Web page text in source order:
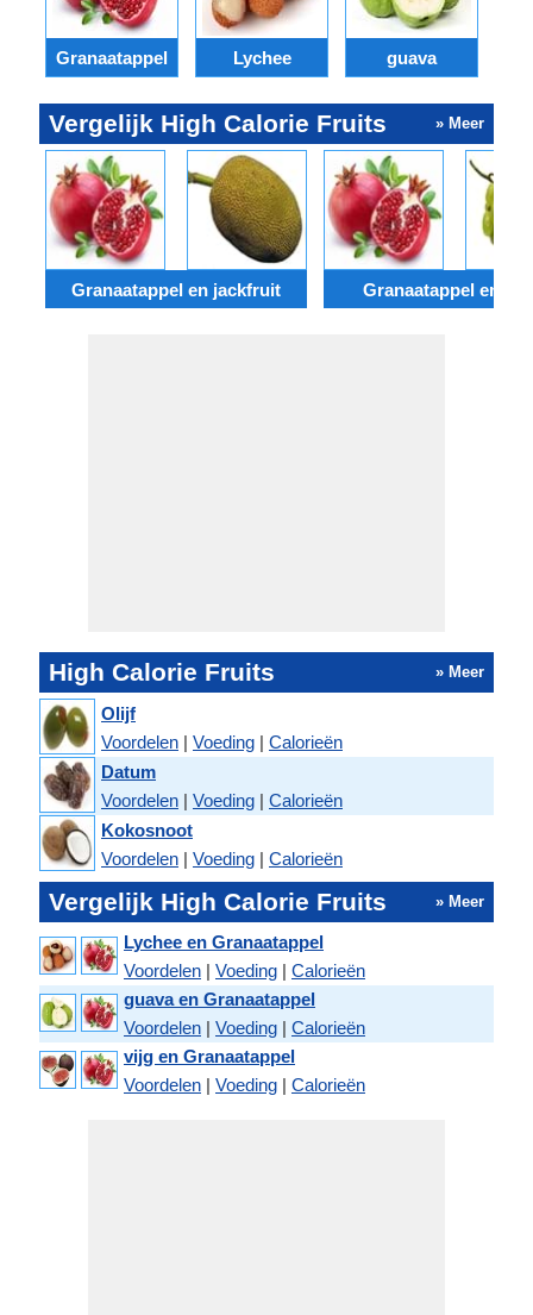
Granaatappel Lychee guava
Vergelijk High Calorie Fruits » Meer
Granaatappel en jackfruit Granaatappel en
High Calorie Fruits » Meer
Olijf
Voordelen | Voeding | Calorieën
Datum
Voordelen | Voeding | Calorieën
Kokosnoot
Voordelen | Voeding | Calorieën
Vergelijk High Calorie Fruits » Meer
Lychee en Granaatappel
Voordelen | Voeding | Calorieën
guava en Granaatappel
Voordelen | Voeding | Calorieën
vijg en Granaatappel
Voordelen | Voeding | Calorieën